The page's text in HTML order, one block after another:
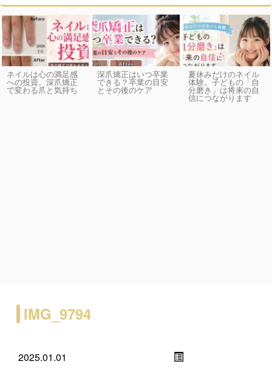
ネイルは心の満足感
への投資。深爪矯正
で変わる爪と気持ち
深爪矯正はいつ卒業
できる？卒業の目安
とその後のケア
夏休みだけのネイル
体験。子どもの「自
分磨き」は将来の自
信につながります
IMG_9794
2025.01.01